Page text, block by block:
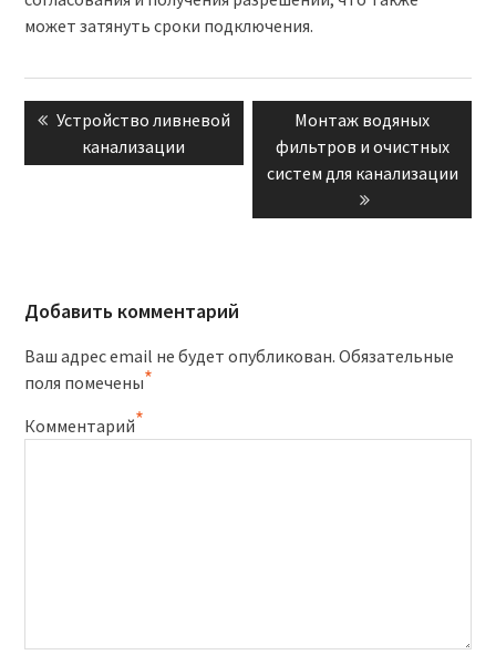
может затянуть сроки подключения.
Навигация
по
записям
Previous
post:
Устройство ливневой
канализации
Next
post:
Монтаж водяных
фильтров и очистных
систем для канализации
Добавить комментарий
Ваш адрес email не будет опубликован. Обязательные
поля помечены*
Комментарий*